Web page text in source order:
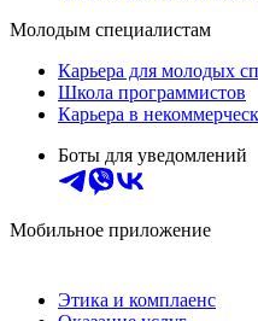
Молодым специалистам
Карьера для молодых
Школа программистов
Карьера в
Боты для уведомлений
Мобильное приложение
Этика и комплаенс